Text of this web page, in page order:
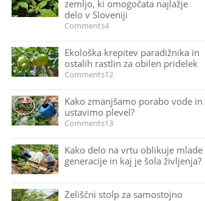
zemljo, ki omogočata najlažje
delo v Sloveniji
Comments4
Ekološka krepitev paradižnika in
ostalih rastlin za obilen pridelek
Comments12
Kako zmanjšamo porabo vode in
ustavimo plevel?
Comments13
Kako delo na vrtu oblikuje mlade
generacije in kaj je šola življenja?
Zeliščni stolp za samostojno